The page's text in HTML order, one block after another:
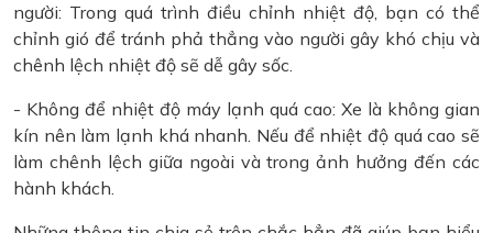
người: Trong quá trình điều chỉnh nhiệt độ, bạn có thể
chỉnh gió để tránh phả thẳng vào người gây khó chịu và
chênh lệch nhiệt độ sẽ dễ gây sốc.
- Không để nhiệt độ máy lạnh quá cao: Xe là không gian
kín nên làm lạnh khá nhanh. Nếu để nhiệt độ quá cao sẽ
làm chênh lệch giữa ngoài và trong ảnh hưởng đến các
hành khách.